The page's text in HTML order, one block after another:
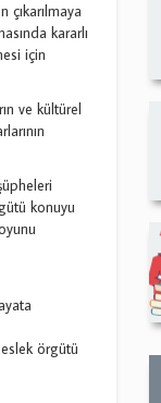
kararlı
için
ve kültürel
konuyu
örgütü